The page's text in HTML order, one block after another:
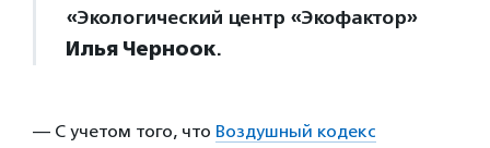
«Экологический центр «Экофактор»
Илья Черноок.
— С учетом того, что Воздушный кодекс